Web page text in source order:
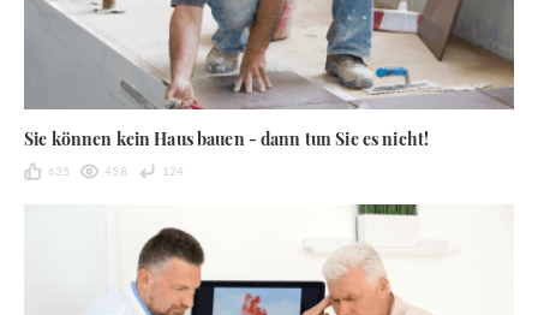
Sie können kein Haus bauen - dann tun Sie es nicht!
635 458 124